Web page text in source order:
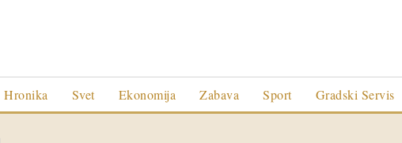
Hronika Svet Ekonomija Zabava Sport Gradski Servis